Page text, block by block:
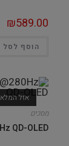
₪589.00
הוסף לסל
אזל
מסכים
QD-OLED